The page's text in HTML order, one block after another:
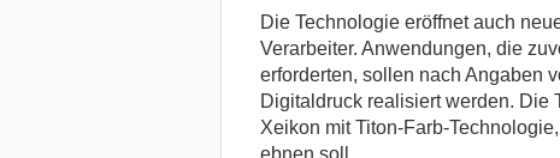
Die Technologie eröffnet auch
Verarbeiter. Anwendungen, die
erforderten, sollen nach Angaben
Digitaldruck realisiert werden. Die
Xeikon mit Titon-Farb-